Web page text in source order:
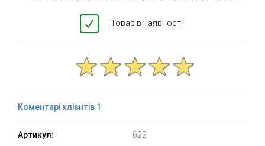
Товар в наявності
Коментарі клієнтів 1
Артикул: 622